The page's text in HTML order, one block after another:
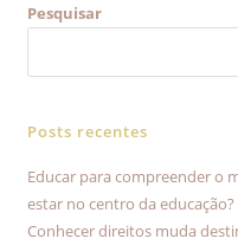
Pesquisar
Posts recentes
Educar para compreender o
estar no centro da educação?
Conhecer direitos muda